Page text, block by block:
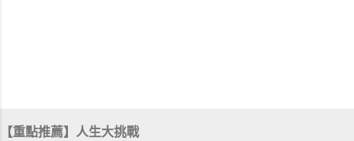
【重點推薦】人生大挑戰